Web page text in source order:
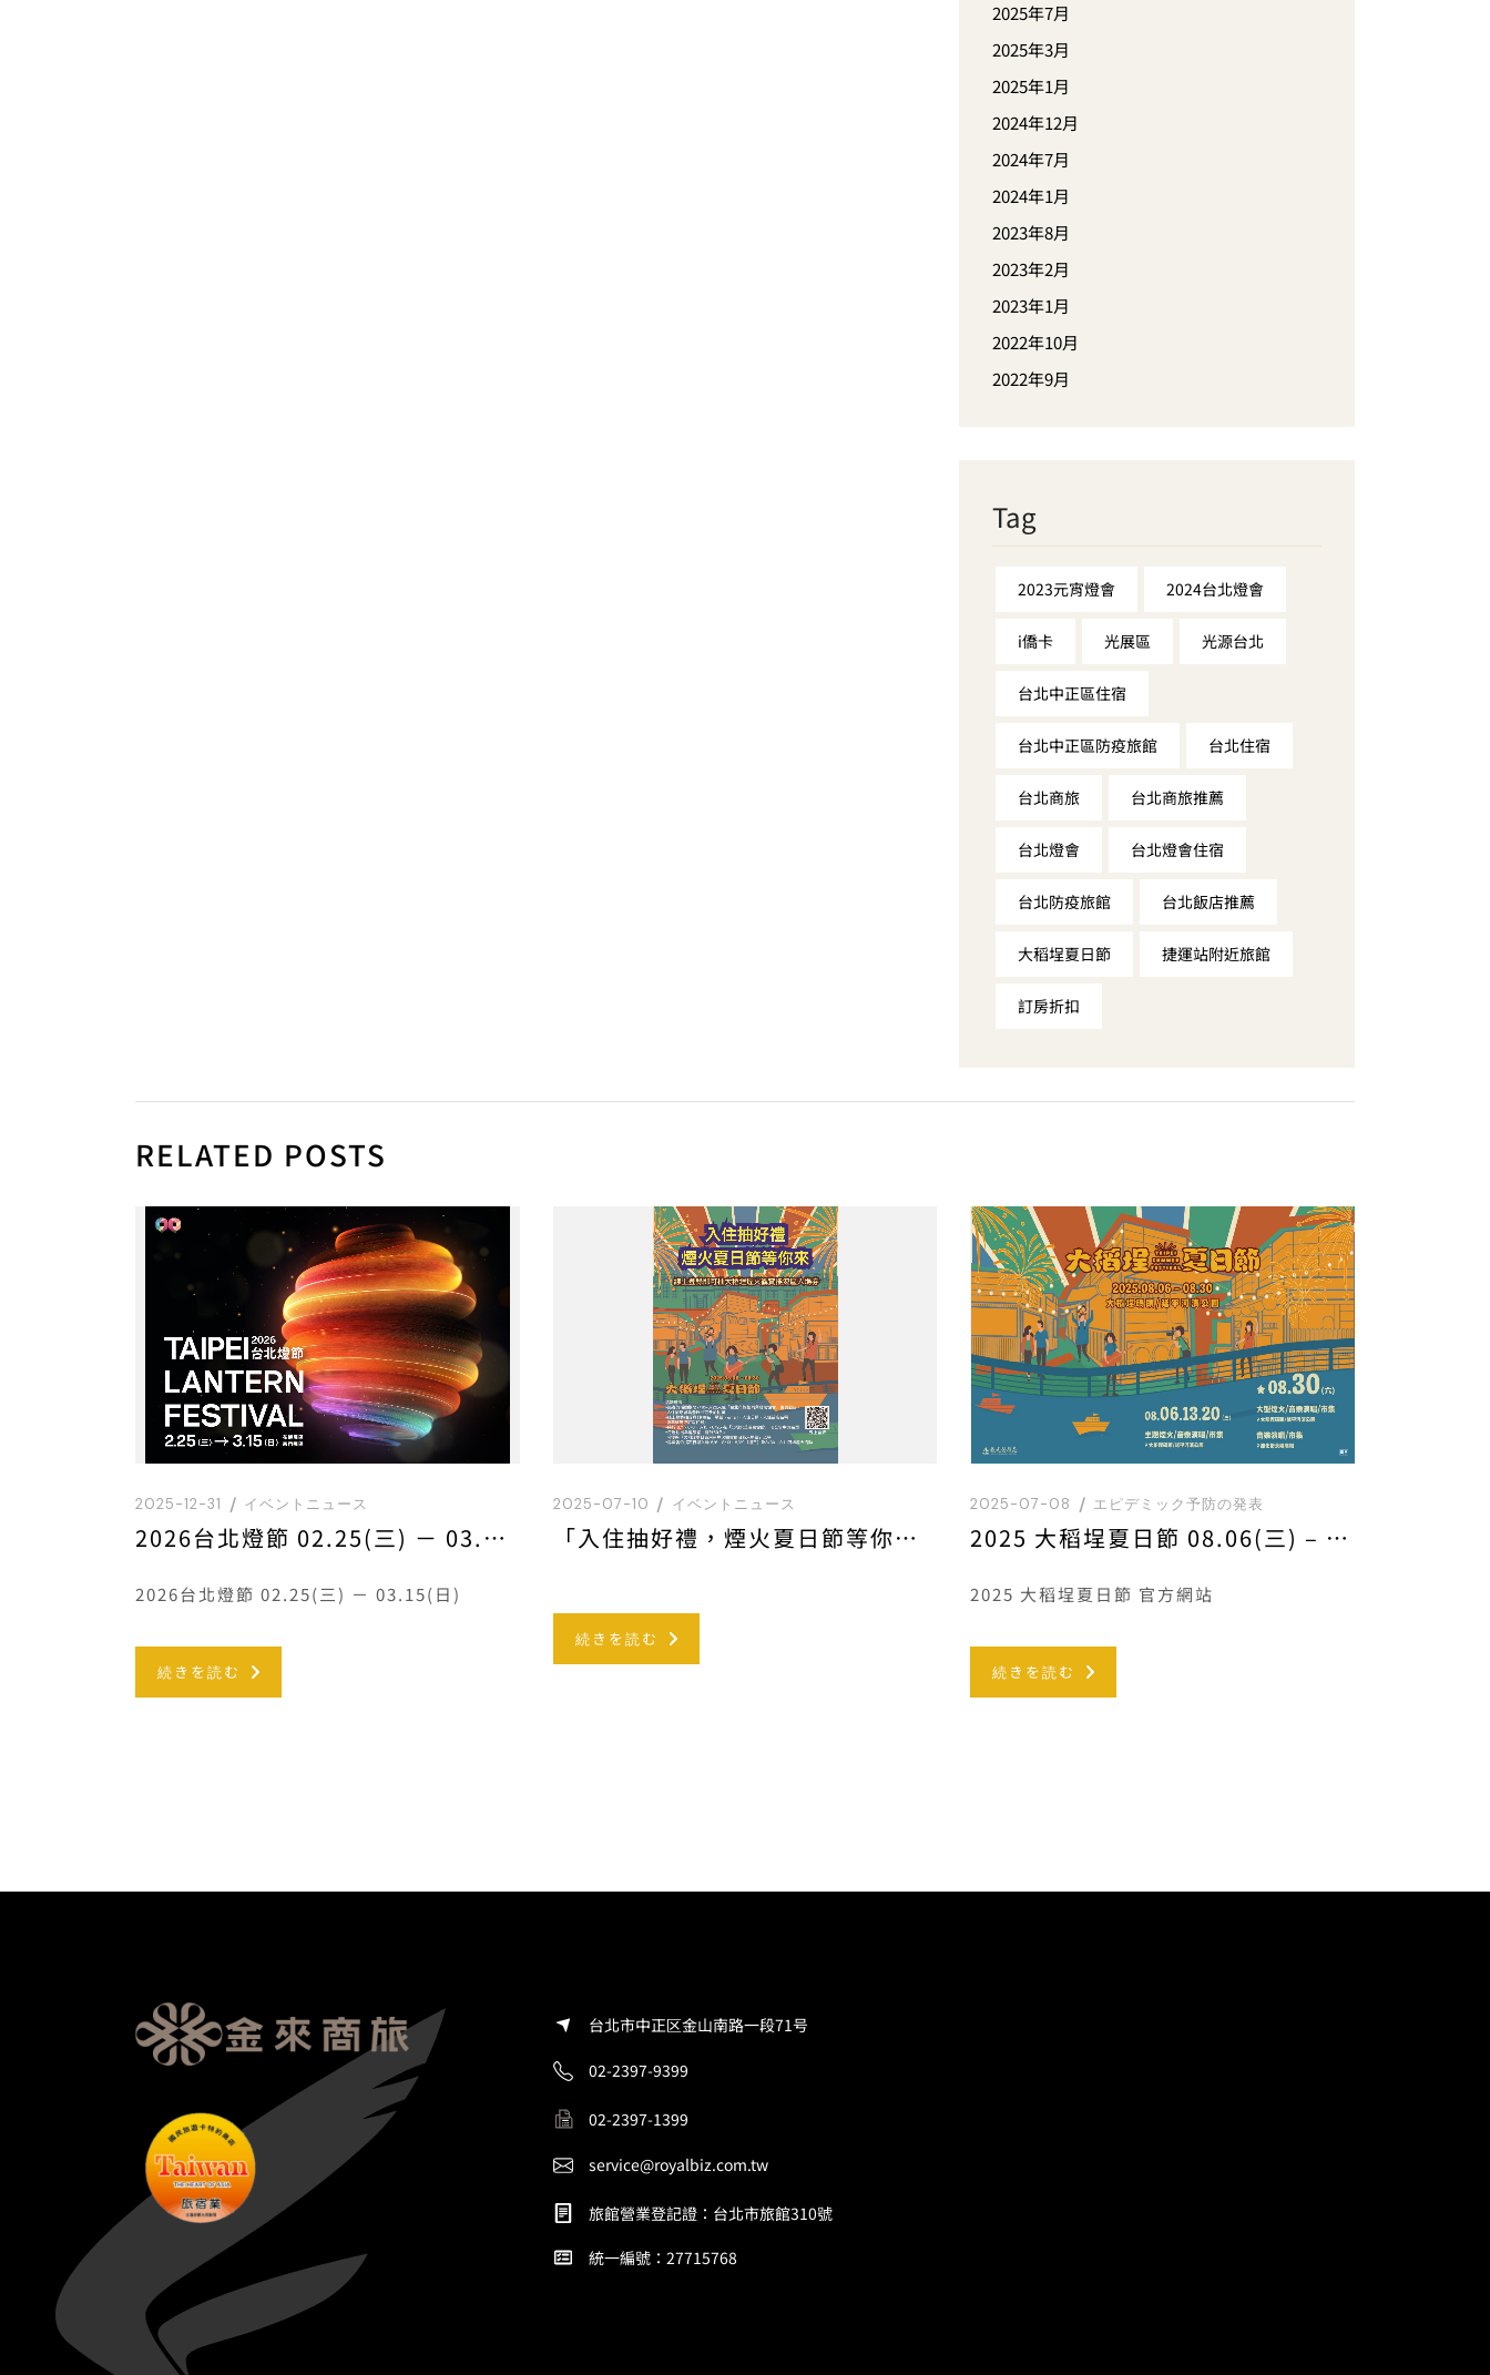
2025年7月
2025年3月
2025年1月
2024年12月
2024年7月
2024年1月
2023年8月
2023年2月
2023年1月
2022年10月
2022年9月
Tag
2023元宵燈會 2024台北燈會
i僑卡 光展區 光源台北
台北中正區住宿
台北中正區防疫旅館 台北住宿
台北商旅 台北商旅推薦
台北燈會 台北燈會住宿
台北防疫旅館 台北飯店推薦
大稻埕夏日節 捷運站附近旅館
訂房折扣
RELATED POSTS
2025-12-31 イベントニュース
2026台北燈節 02.25(三) － 03.15(日)
2026台北燈節 02.25(三) － 03.15(日)
続きを読む
2025-07-10 イベントニュース
「入住抽好禮，煙火夏日節等你來」專案說明
続きを読む
2025-07-08 エピデミック予防の発表
2025 大稻埕夏日節 08.06(三) – 08.30(六)
2025 大稻埕夏日節 官方網站
続きを読む
台北市中正区金山南路一段71号
02-2397-9399
02-2397-1399
service@royalbiz.com.tw
旅館營業登記證：台北市旅館310號
統一編號：27715768